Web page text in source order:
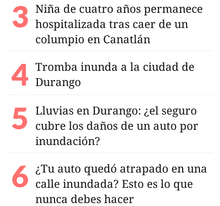
Niña de cuatro años permanece
hospitalizada tras caer de un
columpio en Canatlán
Tromba inunda a la ciudad de
Durango
Lluvias en Durango: ¿el seguro
cubre los daños de un auto por
inundación?
¿Tu auto quedó atrapado en una
calle inundada? Esto es lo que
nunca debes hacer